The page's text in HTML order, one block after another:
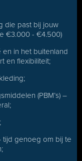
die past bij jouw
€3.000 - €4.500)
in het buitenland
en flexibiliteit;
(PBM’s) –
tijd genoeg om bij te